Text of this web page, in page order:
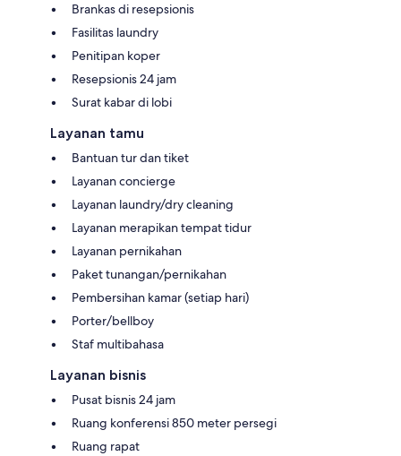
Brankas di resepsionis
Fasilitas laundry
Penitipan koper
Resepsionis 24 jam
Surat kabar di lobi
Layanan tamu
Bantuan tur dan tiket
Layanan concierge
Layanan laundry/dry cleaning
Layanan merapikan tempat tidur
Layanan pernikahan
Paket tunangan/pernikahan
Pembersihan kamar (setiap hari)
Porter/bellboy
Staf multibahasa
Layanan bisnis
Pusat bisnis 24 jam
Ruang konferensi 850 meter persegi
Ruang rapat